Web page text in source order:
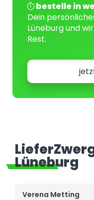
bestelle in
Dein
Lüneburg und
Rest.
Lüneburg
Verena Metting